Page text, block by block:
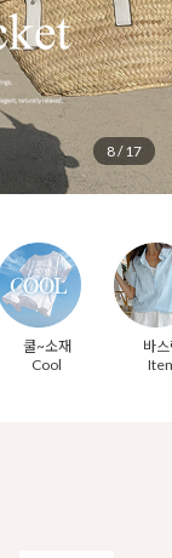
8/17
쿨~소재
Cool
바